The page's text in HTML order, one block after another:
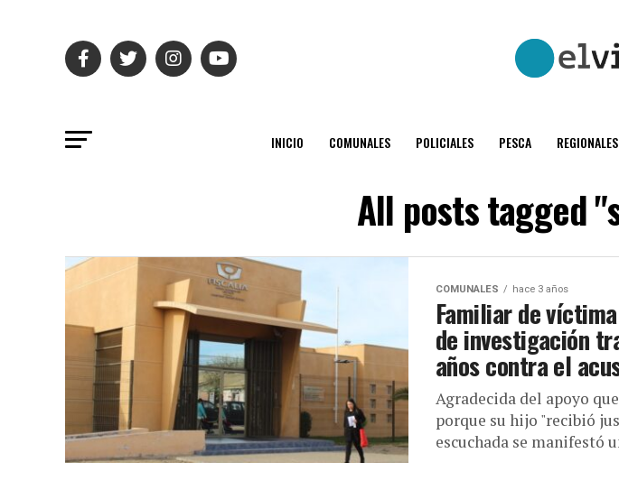
INICIO COMUNALES POLICIALES PESCA REGIONALES
All posts tagged
COMUNALES hace 3 años
Familiar de
de investigación
años contra el
Agradecida del apoyo
porque su hijo "recibió
escuchada se manifestó